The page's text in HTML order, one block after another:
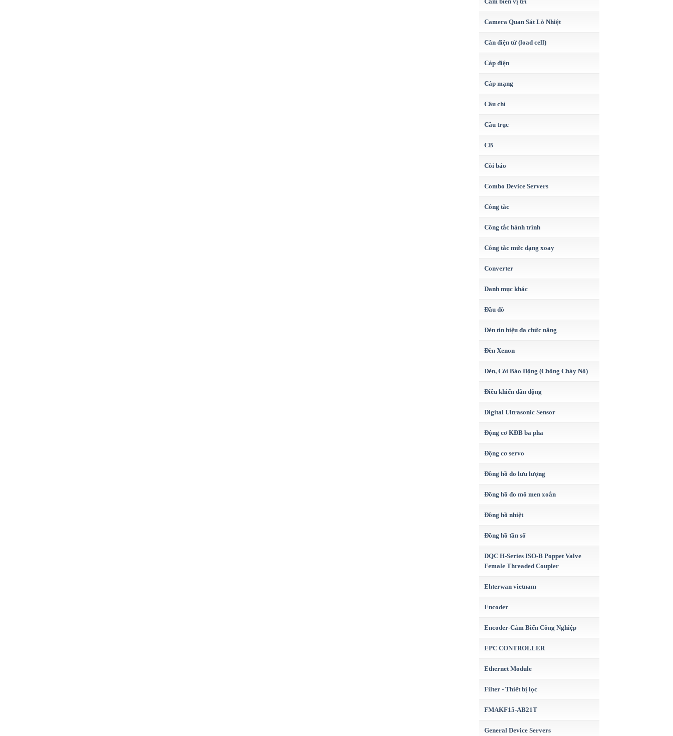
Camera Quan Sát Lò Nhiệt
Cân điện tử (load cell)
Cáp điện
Cáp mạng
Cầu chì
Cầu trục
CB
Còi báo
Combo Device Servers
Công tắc
Công tắc hành trình
Công tắc mức dạng xoay
Converter
Danh mục khác
Đầu dò
Đèn tín hiệu đa chức năng
Đèn Xenon
Đèn, Còi Báo Động (Chống Cháy Nổ)
Điều khiển dẫn động
Digital Ultrasonic Sensor
Động cơ KĐB ba pha
Động cơ servo
Đồng hồ đo lưu lượng
Đồng hồ đo mô men xoắn
Đồng hồ nhiệt
Đồng hồ tần số
DQC H-Series ISO-B Poppet Valve
Female Threaded Coupler
Ehterwan vietnam
Encoder
Encoder-Cảm Biến Công Nghiệp
EPC CONTROLLER
Ethernet Module
Filter - Thiết bị lọc
FMAKF15-AB21T
General Device Servers